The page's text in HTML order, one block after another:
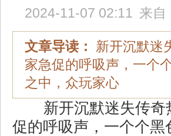
2024-11-07 02:11 来自
文章导读：
新开沉默迷
家急促的呼吸声，一个
之中，众玩家心
新开沉默迷失传奇
促的呼吸声，一个个